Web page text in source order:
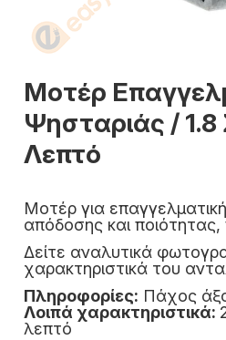
Μοτέρ
Ψησταριάς /
Λεπτό
Μοτέρ για
απόδοσης και ποιότητας,
Δείτε αναλυτικά
χαρακτηριστικά του
Πληροφορίες: Πάχος
Λοιπά χαρακτηριστικά:
λεπτό